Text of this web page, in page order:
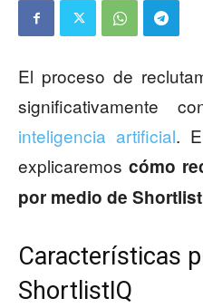
El proceso de
significativamente
inteligencia artificial.
explicaremoscómo
por medio de
Características
ShortlistIQ